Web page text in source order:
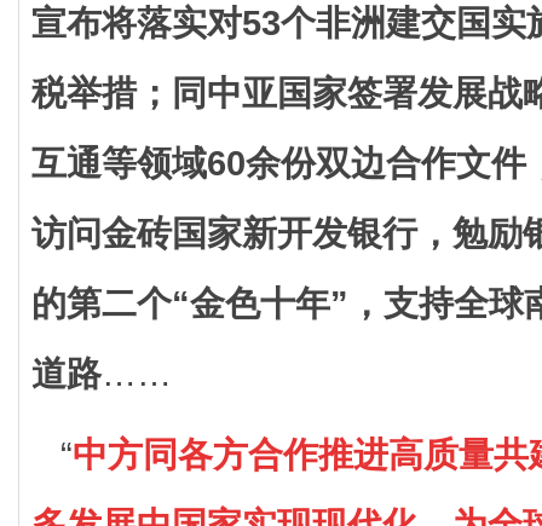
宣布将落实对53个非洲建交国实
税举措；同中亚国家签署发展战
互通等领域60余份双边合作文件
访问金砖国家新开发银行，勉励
的第二个“金色十年”，支持全球
道路……
“中方同各方合作推进高质量共